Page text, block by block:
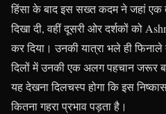
हिंसा के बाद इस सख्त कदम ने जहां एक
दिखा दी, वहीं दूसरी ओर दर्शकों को
कर दिया। उनकी यात्रा भले ही
दिलों में उनकी एक अलग पहचान जरूर
यह देखना दिलचस्प होगा कि इस
कितना गहरा प्रभाव पड़ता है।